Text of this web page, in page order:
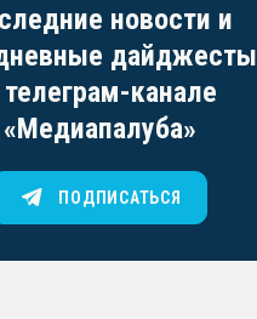
новости и
дайджесты
канале
«Медиапалуба»
ПОДПИСАТЬСЯ